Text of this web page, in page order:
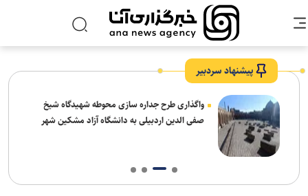
پیشنهاد سردبیر
واگذاری طرح جداره سازی محوطه شهیدگاه شیخ
صفی الدین اردبیلی به دانشگاه آزاد مشکین شهر